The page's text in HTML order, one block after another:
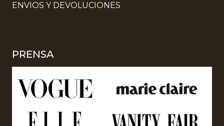
ENVIOS Y DEVOLUCIONES
PRENSA